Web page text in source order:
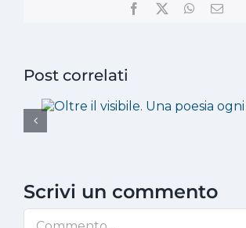
Facebook WhatsApp
Email
Post correlati
Scrivi un commento
Commento